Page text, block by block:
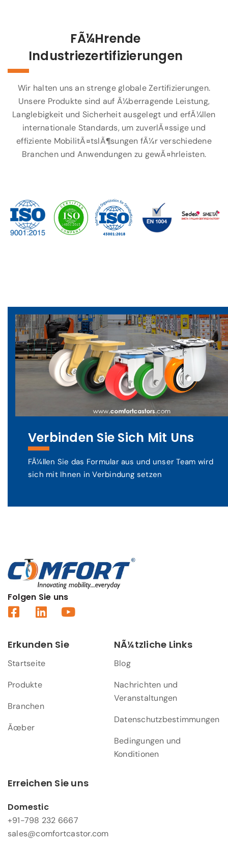
FÃ¼hrende
Industriezertifizierungen
Wir halten uns an strenge globale Zertifizierungen.
Unsere Produkte sind auf Ã¼berragende Leistung,
Langlebigkeit und Sicherheit ausgelegt und erfÃ¼llen
internationale Standards, um zuverlÃ¤ssige und
effiziente MobilitÃ¤tslÃ¶sungen fÃ¼r verschiedene
Branchen und Anwendungen zu gewÃ¤hrleisten.
Verbinden Sie Sich Mit Uns
FÃ¼llen Sie das Formular aus und unser Team wird
sich mit Ihnen in Verbindung setzen
Folgen Sie uns
Erkunden Sie
Startseite
Produkte
Branchen
Ãœber
NÃ¼tzliche Links
Blog
Nachrichten und
Veranstaltungen
Datenschutzbestimmungen
Bedingungen und
Konditionen
Erreichen Sie uns
Domestic
+91-798 232 6667
sales@comfortcastor.com